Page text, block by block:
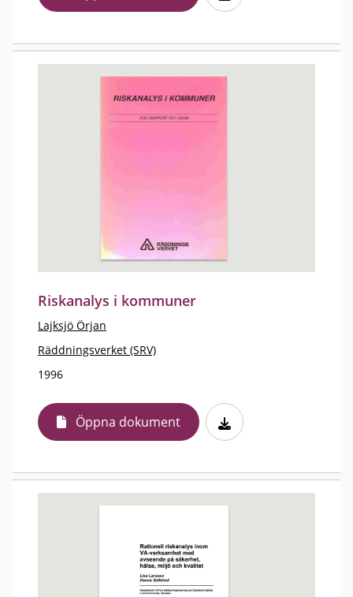
Riskanalys i kommuner
Lajksjö Örjan
Räddningsverket (SRV)
1996
Öppna dokument